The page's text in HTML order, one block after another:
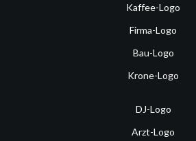
Kaffee-Logo
Firma-Logo
Bau-Logo
Krone-Logo
DJ-Logo
Arzt-Logo